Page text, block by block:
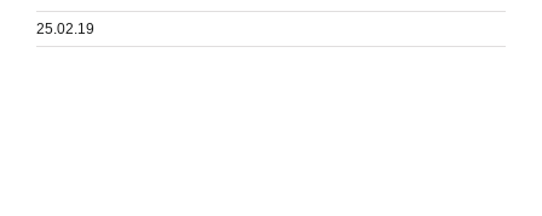
25.02.19